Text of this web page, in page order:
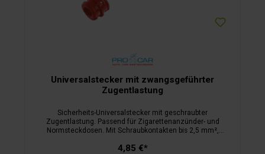
Universalstecker mit zwangsgeführter
Zugentlastung
Sicherheits-Universalstecker mit geschraubter
Zugentlastung. Passend für Zigarettenanzünder- und
Normsteckdosen. Mit Schraubkontakten bis 2,5 mm²,
und ausklappbarem Zugwerkzeug.
4,85 €*